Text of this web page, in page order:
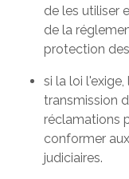
de les utiliser
de la
protection
si la loi
transmission
réclamations
conformer
judiciaires.